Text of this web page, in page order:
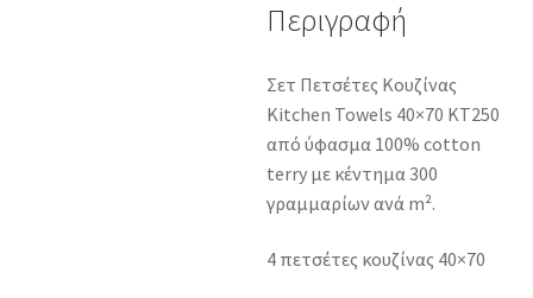
Περιγραφή
Σετ Πετσέτες Κουζίνας
Kitchen Towels 40×70 KT250
από ύφασμα 100% cotton
terry με κέντημα 300
γραμμαρίων ανά m².
4 πετσέτες κουζίνας 40×70